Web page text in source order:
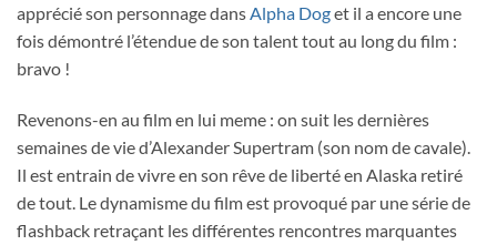
apprécié son personnage dansAlpha Doget il a encore une
fois démontré l’étendue de son talent tout au long du film :
bravo !
Revenons-en au film en lui meme : on suit les dernières
semaines de vie d’Alexander Supertram (son nom de cavale).
Il est entrain de vivre en son rêve de liberté en Alaska retiré
de tout. Le dynamisme du film est provoqué par une série de
flashback retraçant les différentes rencontres marquantes